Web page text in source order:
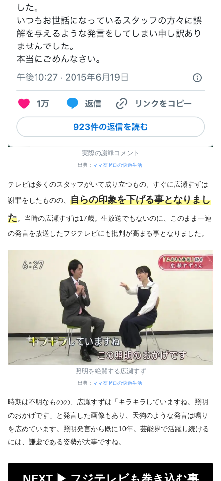
実際の謝罪コメント
出典： ママ友ゼロの快適生活
テレビは多くのスタッフがいて成り立つもの。すぐに広瀬すずは
謝罪をしたものの、 自らの印象を下げる事となりまし
た。当時の広瀬すずは17歳。生放送でもないのに、このまま一連
の発言を放送したフジテレビにも批判が高まる事となりました。
照明を絶賛する広瀬すず
出典： ママ友ゼロの快適生活
時期は不明なものの、広瀬すずは「キラキラしていますね。照明
のおかげです」と発言した画像もあり、天狗のような発言は鳴り
を広めています。照明発言から既に10年。芸能界で活躍し続ける
には、謙虚である姿勢が大事ですね。
NEXT ▶︎フジテレビも巻き込む事